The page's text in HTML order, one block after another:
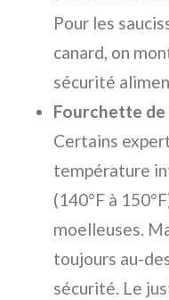
Pour les
canard, on
sécurité
Fourchette
Certains
température
(140°F à
moelleuses.
toujours au-
sécurité. Le